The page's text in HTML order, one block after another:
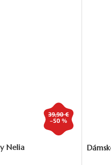
39,90 €
–50 %
Nelia